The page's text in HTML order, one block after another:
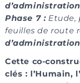
Phase 7 :Etude,
feuilles de route
Cette co-
clés : l’Humain,